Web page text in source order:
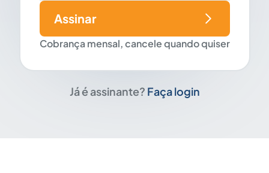
Cobrança mensal, cancele quando quiser
Assinar
Já é assinante? Faça login